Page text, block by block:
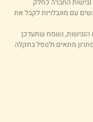
החברה כחלק
עם מוגבלויות לקבל את
נשמח שתעדכן
מתאים ולטפל בתקלה